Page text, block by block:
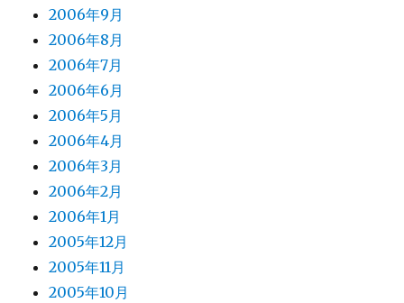
2006年9月
2006年8月
2006年7月
2006年6月
2006年5月
2006年4月
2006年3月
2006年2月
2006年1月
2005年12月
2005年11月
2005年10月